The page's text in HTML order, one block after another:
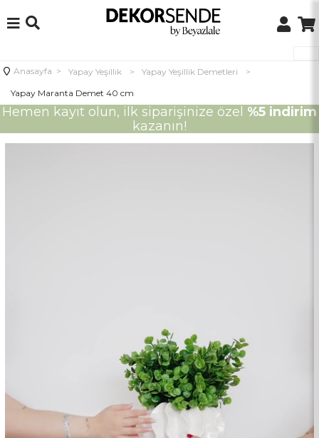
Anasayfa > Yapay Yeşillik > Yapay Yeşillik Demetleri
>
Yapay Maranta Demet 40 cm
Hemen kayıt olun, ilk siparişinize özel %5 indirim
kazanın!